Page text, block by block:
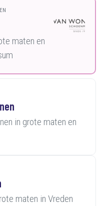
maten en
in grote maten en
maten in Vreden